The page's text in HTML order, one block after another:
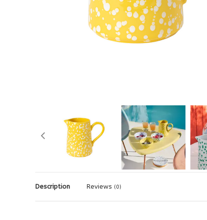
Description Reviews (0)